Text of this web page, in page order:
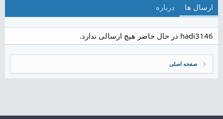
ارسال ها درباره
hadi3146 در حال حاضر هیچ ارسالی ندارد.
صفحه اصلی